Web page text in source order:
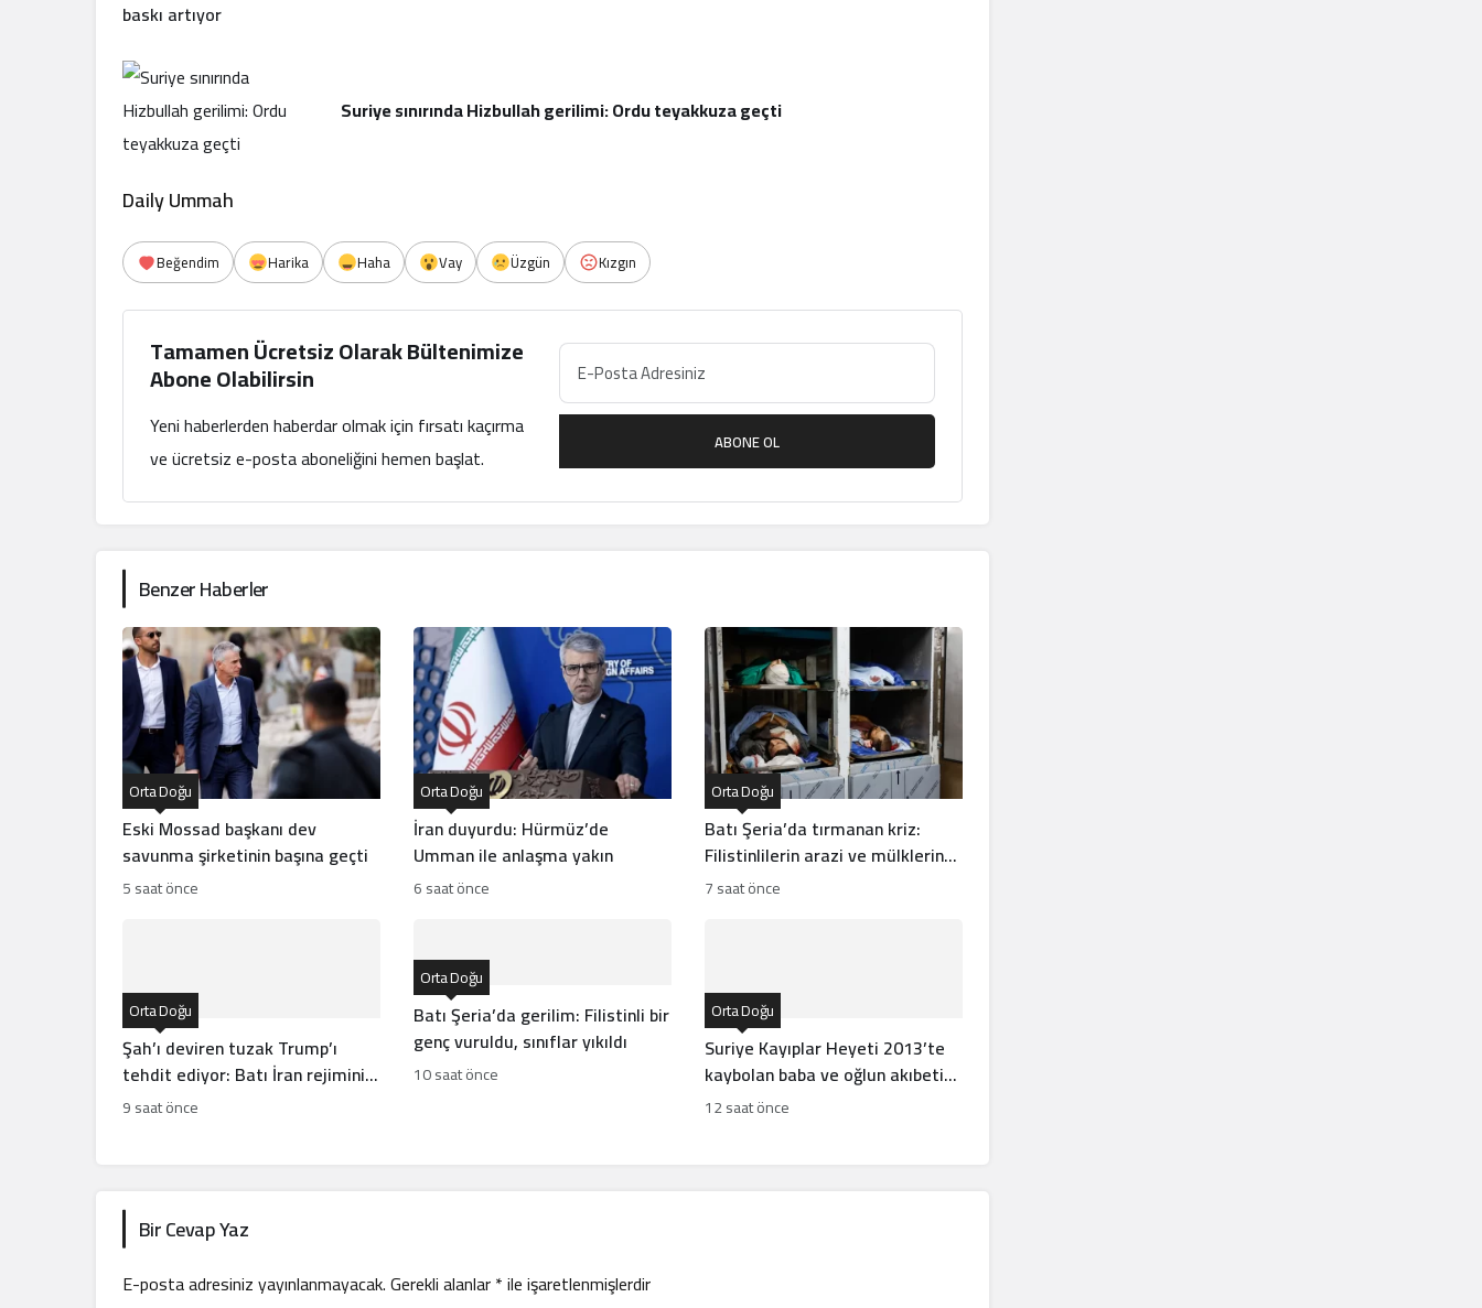
baskı artıyor
Suriye sınırında Hizbullah gerilimi: Ordu teyakkuza geçti
Daily Ummah
Beğendim Harika Haha Vay Üzgün Kızgın
Tamamen Ücretsiz Olarak Bültenimize
Abone Olabilirsin
Yeni haberlerden haberdar olmak için fırsatı kaçırma
ve ücretsiz e-posta aboneliğini hemen başlat.
ABONE OL
Benzer Haberler
Eski Mossad başkanı dev
savunma şirketinin başına geçti
Orta Doğu
5 saat önce
İran duyurdu: Hürmüz’de
Umman ile anlaşma yakın
Orta Doğu
6 saat önce
Batı Şeria’da tırmanan kriz:
Filistinlilerin arazi ve mülklerine
baskı artıyor
Orta Doğu
7 saat önce
Şah’ı deviren tuzak Trump’ı
tehdit ediyor: Batı İran rejiminin
direncini neden yanlış anlıyor
Orta Doğu
9 saat önce
Batı Şeria’da gerilim: Filistinli bir
genç vuruldu, sınıflar yıkıldı
Orta Doğu
10 saat önce
Suriye Kayıplar Heyeti 2013’te
kaybolan baba ve oğlun akıbetini
açıkladı
Orta Doğu
12 saat önce
Bir Cevap Yaz
E-posta adresiniz yayınlanmayacak.Gerekli alanlar*ile işaretlenmişlerdir